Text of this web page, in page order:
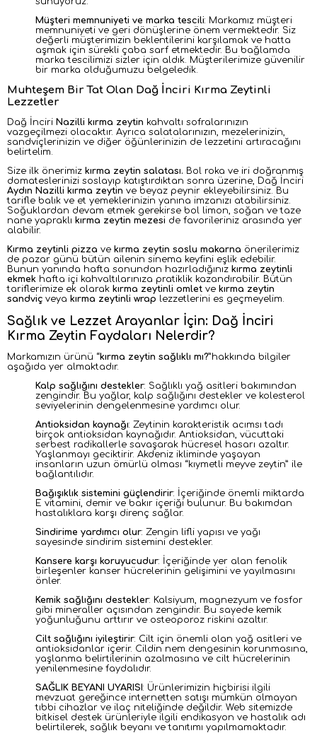
Müşteri memnuniyeti ve marka tescili: Markamız müşteri
memnuniyeti ve geri dönüşlerine önem vermektedir. Siz
değerli müşterimizin beklentilerini karşılamak ve hatta
aşmak için sürekli çaba sarf etmektedir. Bu bağlamda
marka tescilimizi sizler için aldık. Müşterilerimize güvenilir
bir marka olduğumuzu belgeledik.
Muhteşem Bir Tat Olan Dağ İnciri Kırma Zeytinli
Lezzetler
Dağ İnciri Nazilli kırma zeytin kahvaltı sofralarınızın
vazgeçilmezi olacaktır. Ayrıca salatalarınızın, mezelerinizin,
sandviçlerinizin ve diğer öğünlerinizin de lezzetini artıracağını
belirtelim.
Size ilk önerimiz kırma zeytin salatası. Bol roka ve iri doğranmış
domateslerinizi soslayıp katıştırdıktan sonra üzerine, Dağ İnciri
Aydın Nazilli kırma zeytin ve beyaz peynir ekleyebilirsiniz. Bu
tarifle balık ve et yemeklerinizin yanına imzanızı atabilirsiniz.
Soğuklardan devam etmek gerekirse bol limon, soğan ve taze
nane yapraklı kırma zeytin mezesi de favorileriniz arasında yer
alabilir.
Kırma zeytinli pizza ve kırma zeytin soslu makarna önerilerimiz
de pazar günü bütün ailenin sinema keyfini eşlik edebilir.
Bunun yanında hafta sonundan hazırladığınız kırma zeytinli
ekmek hafta içi kahvaltılarınıza pratiklik kazandırabilir. Bütün
tariflerimize ek olarak kırma zeytinli omlet ve kırma zeytin
sandviç veya kırma zeytinli wrap lezzetlerini es geçmeyelim.
Sağlık ve Lezzet Arayanlar İçin: Dağ İnciri
Kırma Zeytin Faydaları Nelerdir?
Markamızın ürünü “kırma zeytin sağlıklı mı?”hakkında bilgiler
aşağıda yer almaktadır.
Kalp sağlığını destekler: Sağlıklı yağ asitleri bakımından
zengindir. Bu yağlar, kalp sağlığını destekler ve kolesterol
seviyelerinin dengelenmesine yardımcı olur.
Antioksidan kaynağı: Zeytinin karakteristik acımsı tadı
birçok antioksidan kaynağıdır. Antioksidan, vücuttaki
serbest radikallerle savaşarak hücresel hasarı azaltır.
Yaşlanmayı geciktirir. Akdeniz ikliminde yaşayan
insanların uzun ömürlü olması “kıymetli meyve zeytin” ile
bağlantılıdır.
Bağışıklık sistemini güçlendirir: İçeriğinde önemli miktarda
E vitamini, demir ve bakır içeriği bulunur. Bu bakımdan
hastalıklara karşı direnç sağlar.
Sindirime yardımcı olur: Zengin lifli yapısı ve yağı
sayesinde sindirim sistemini destekler.
Kansere karşı koruyucudur: İçeriğinde yer alan fenolik
birleşenler kanser hücrelerinin gelişimini ve yayılmasını
önler.
Kemik sağlığını destekler: Kalsiyum, magnezyum ve fosfor
gibi mineraller açısından zengindir. Bu sayede kemik
yoğunluğunu arttırır ve osteoporoz riskini azaltır.
Cilt sağlığını iyileştirir: Cilt için önemli olan yağ asitleri ve
antioksidanlar içerir. Cildin nem dengesinin korunmasına,
yaşlanma belirtilerinin azalmasına ve cilt hücrelerinin
yenilenmesine faydalıdır.
SAĞLIK BEYANI UYARISI: Ürünlerimizin hiçbirisi ilgili
mevzuat gereğince internetten satışı mümkün olmayan
tıbbi cihazlar ve ilaç niteliğinde değildir. Web sitemizde
bitkisel destek ürünleriyle ilgili endikasyon ve hastalık adı
belirtilerek, sağlık beyanı ve tanıtımı yapılmamaktadır.